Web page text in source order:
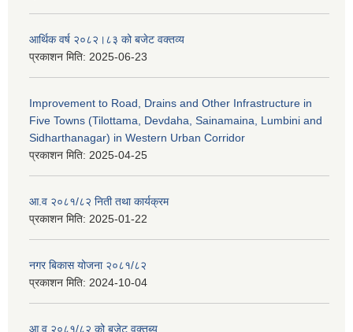
आर्थिक वर्ष २०८२।८३ को बजेट वक्तव्य
प्रकाशन मिति: 2025-06-23
Improvement to Road, Drains and Other Infrastructure in
Five Towns (Tilottama, Devdaha, Sainamaina, Lumbini and
Sidharthanagar) in Western Urban Corridor
प्रकाशन मिति: 2025-04-25
आ.व २०८१/८२ निती तथा कार्यक्रम
प्रकाशन मिति: 2025-01-22
नगर बिकास योजना २०८१/८२
प्रकाशन मिति: 2024-10-04
आ.व २०८१/८२ को बजेट वक्तब्य